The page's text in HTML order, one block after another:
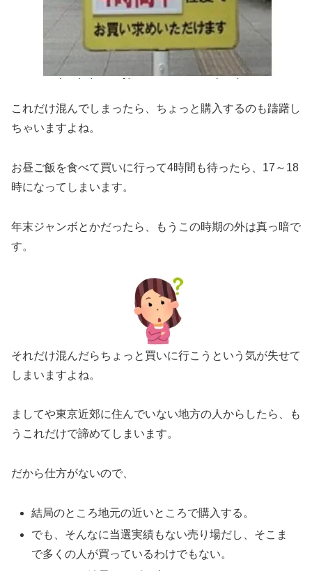
これだけ混んでしまったら、ちょっと購入するのも躊躇し
ちゃいますよね。
お昼ご飯を食べて買いに行って4時間も待ったら、17～18
時になってしまいます。
年末ジャンボとかだったら、もうこの時期の外は真っ暗で
す。
それだけ混んだらちょっと買いに行こうという気が失せて
しまいますよね。
ましてや東京近郊に住んでいない地方の人からしたら、も
うこれだけで諦めてしまいます。
だから仕方がないので、
結局のところ地元の近いところで購入する。
でも、そんなに当選実績もない売り場だし、そこま
で多くの人が買っているわけでもない。